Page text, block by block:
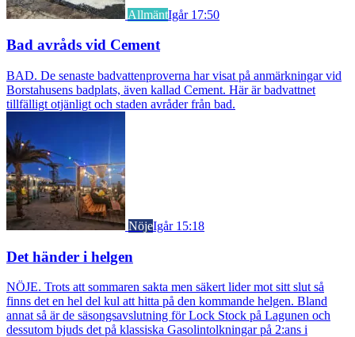
AllmäntIgår 17:50
Bad avråds vid Cement
BAD. De senaste badvattenproverna har visat på anmärkningar vid
Borstahusens badplats, även kallad Cement. Här är badvattnet
tillfälligt otjänligt och staden avråder från bad.
NöjeIgår 15:18
Det händer i helgen
NÖJE. Trots att sommaren sakta men säkert lider mot sitt slut så
finns det en hel del kul att hitta på den kommande helgen. Bland
annat så är de säsongsavslutning för Lock Stock på Lagunen och
dessutom bjuds det på klassiska Gasolintolkningar på 2:ans i